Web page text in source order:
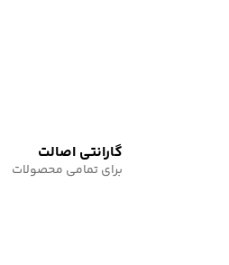
گارانتی اصالت
برای تمامی محصولات